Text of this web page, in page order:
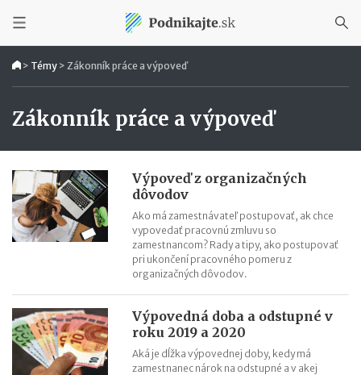
> Témy > Zákonník práce a výpoveď
Zákonník práce a výpoveď
Výpoveď z organizačných
dôvodov
Ako má zamestnávateľ postupovať, ak chce
vypovedať pracovnú zmluvu so
zamestnancom? Rady a tipy, ako postupovať
pri ukončení pracovného pomeru z
organizačných dôvodov.
Výpovedná doba a odstupné v
roku 2019 a 2020
Aká je dĺžka výpovednej doby, kedy má
zamestnanec nárok na odstupné a v akej